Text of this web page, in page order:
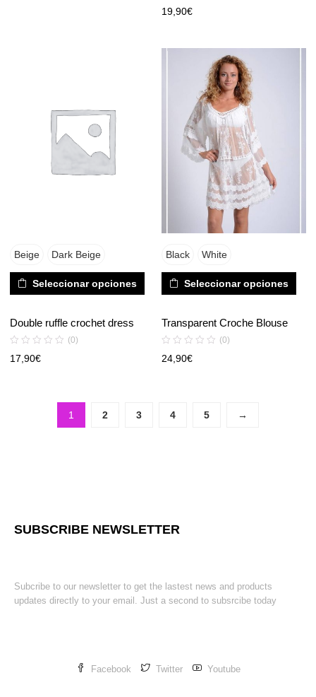
19,90€
Beige Dark Beige
Seleccionar opciones
Double ruffle crochet dress
(0)
17,90€
Black White
Seleccionar opciones
Transparent Croche Blouse
(0)
24,90€
1 2 3 4 5 →
SUBSCRIBE NEWSLETTER
Subcribe to our newsletter to get the lastest news and products
updates directly to your email. Just a second to subsrcibe today
Facebook Twitter Youtube